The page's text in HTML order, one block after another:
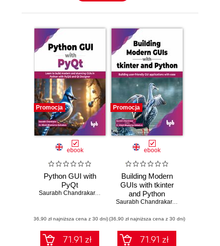
Promocja
ebook
Python GUI with
PyQt
Saurabh Chandrakar
,Dr. Nilesh Bhaskarrao Bahadure
(36,90 zł najniższa cena z 30 dni)
71.91 zł
Promocja
ebook
Building Modern
GUIs with tkinter
and Python
Saurabh Chandrakar
,Dr. Nilesh
(36,90 zł najniższa cena z 30 dni)
71.91 zł